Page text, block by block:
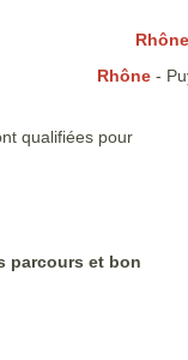
Rhône -
qualifiées pour
parcours et bon